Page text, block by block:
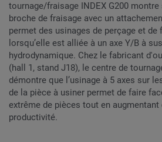
tournage/fraisage INDEX G200
broche de fraisage avec un
permet des usinages de perçage et de
lorsqu’elle est alliée à un axe Y/B à
hydrodynamique. Chez le fabricant
(hall 1, stand J18), le centre de
démontre que l’usinage à 5 axes sur
de la pièce à usiner permet de faire
extrême de pièces tout en
productivité.